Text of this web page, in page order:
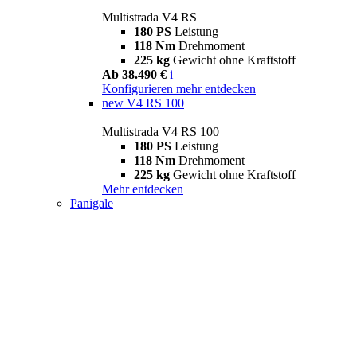
Multistrada V4 RS
180 PS Leistung
118 Nm Drehmoment
225 kg Gewicht ohne Kraftstoff
Ab 38.490 € i
Konfigurieren mehr entdecken
new V4 RS 100
Multistrada V4 RS 100
180 PS Leistung
118 Nm Drehmoment
225 kg Gewicht ohne Kraftstoff
Mehr entdecken
Panigale